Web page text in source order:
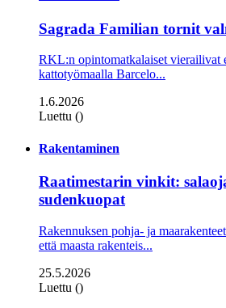
Sagrada Familian tornit
RKL:n opintomatkalaiset vierailivat
kattotyömaalla Barcelo...
1.6.2026
Luettu ()
Rakentaminen
Raatimestarin vinkit:
sudenkuopat
Rakennuksen pohja- ja
että maasta rakenteis...
25.5.2026
Luettu ()